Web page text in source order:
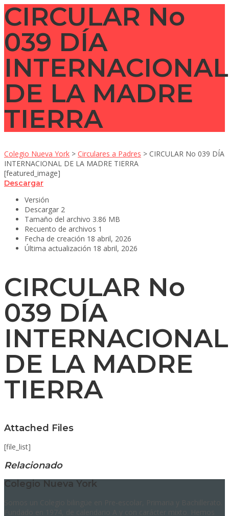
CIRCULAR No
039 DÍA
INTERNACIONAL
DE LA MADRE
TIERRA
Colegio Nueva York > Circulares a Padres > CIRCULAR No 039 DÍA
INTERNACIONAL DE LA MADRE TIERRA
[featured_image]
Descargar
Versión
Descargar 2
Tamaño del archivo 3.86 MB
Recuento de archivos 1
Fecha de creación 18 abril, 2026
Última actualización 18 abril, 2026
CIRCULAR No
039 DÍA
INTERNACIONAL
DE LA MADRE
TIERRA
Attached Files
[file_list]
Relacionado
Colegio Nueva York